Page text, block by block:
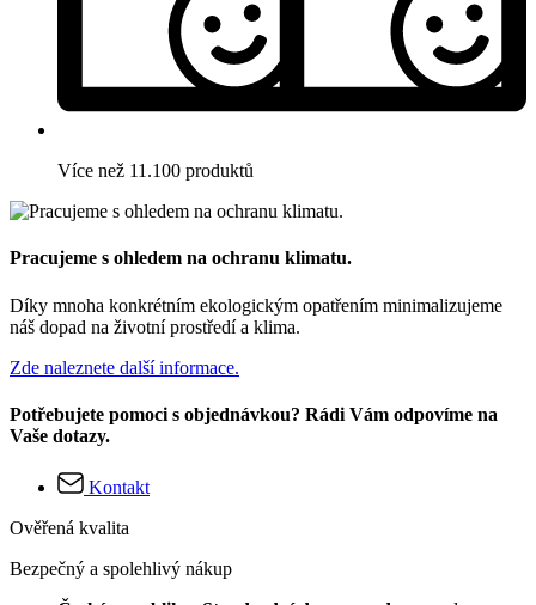
Více než 11.100 produktů
Pracujeme s ohledem na ochranu klimatu.
Díky mnoha konkrétním ekologickým opatřením minimalizujeme
náš dopad na životní prostředí a klima.
Zde naleznete další informace.
Potřebujete pomoci s objednávkou? Rádi Vám odpovíme na
Vaše dotazy.
Kontakt
Ověřená kvalita
Bezpečný a spolehlivý nákup